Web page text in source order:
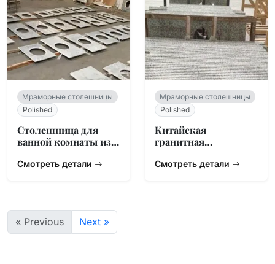
Мраморные столешницы
Polished
Столешница для
ванной комнаты из
Carrara
Смотреть детали
Мраморные столешницы
Polished
Китайская
гранитная
ванной G623
Смотреть детали
« Previous Next »